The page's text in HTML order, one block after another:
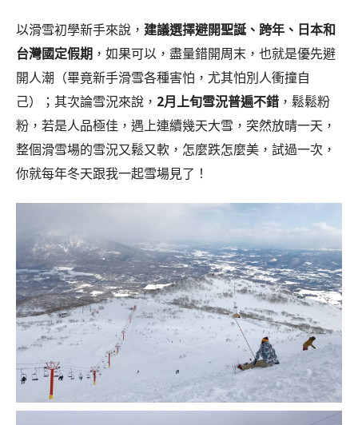
以滑雪初學新手來說， 建議選擇避開聖誕、跨年、日本和
台灣國定假期 ，如果可以，盡量錯開周末，也就是優先避
開人潮（畢竟新手滑雪各種害怕，尤其怕別人衝撞自
己）；其次論雪況來說， 2月上旬雪況普遍不錯 ，鬆鬆粉
粉，若是人品極佳，遇上連續幾天大雪，突然放晴一天，
整個滑雪場的雪況又鬆又軟，怎麼跌怎麼美，試過一次，
你就每年冬天跟我一起雪場見了！